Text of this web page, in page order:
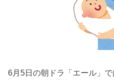
6月5日の朝ドラ「エール」